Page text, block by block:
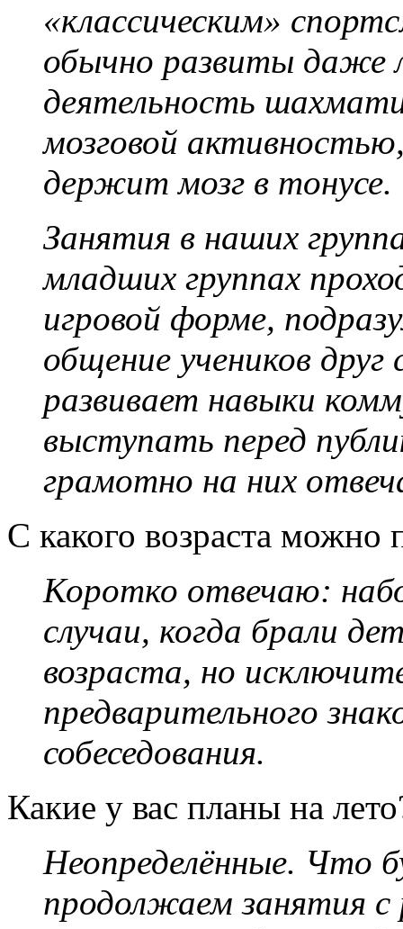
«классическим»
обычно развиты даже
деятельность
мозговой
держит мозг в тонусе.
Занятия в наших
младших группах
игровой форме,
общение учеников
развивает навыки
выступать перед
грамотно на них
С какого возраста можно
Коротко отвечаю:
случаи, когда брали
возраста, но
предварительного
собеседования.
Какие у вас планы на
Неопределённые. Что
продолжаем занятия